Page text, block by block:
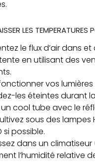
LES TEMPERATURES
le flux d’air dans
en utilisant des
vos
les éteintes durant
un cool tube avec le
sous des lampes
si possible.
dans un
l’humidité relative